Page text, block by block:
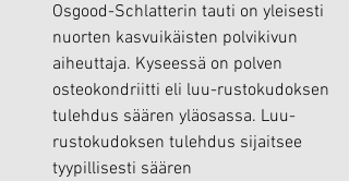
Osgood-Schlatterin tauti on yleisesti
nuorten kasvuikäisten polvikivun
aiheuttaja. Kyseessä on polven
osteokondriitti eli luu-rustokudoksen
tulehdus säären yläosassa. Luu-
rustokudoksen tulehdus sijaitsee
tyypillisesti säären